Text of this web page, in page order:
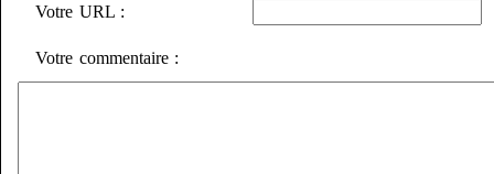
Votre URL :
Votre commentaire :